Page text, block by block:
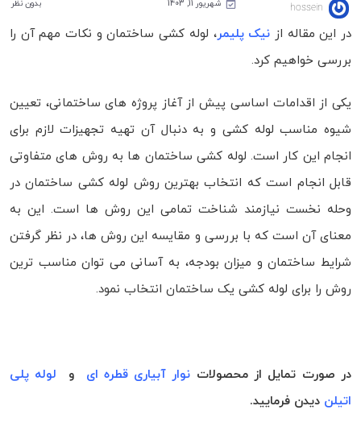
hossein شهریور 11, 1403 بدون نظر
در این مقاله از نیک پلیمر، لوله کشی ساختمان و نکات مهم آن را
بررسی خواهیم کرد.
یکی از اقدامات اساسی پیش از آغاز پروژه های ساختمانی، تعیین
شیوه مناسب لوله کشی و به دنبال آن تهیه تجهیزات لازم برای
انجام این کار است. لوله کشی ساختمان ها به روش های متفاوتی
قابل انجام است که انتخاب بهترین روش لوله کشی ساختمان در
وحله نخست نیازمند شناخت تمامی این روش ها است. این به
معنای آن است که با بررسی و مقایسه این روش ها، در نظر گرفتن
شرایط ساختمان و میزان بودجه، به آسانی می توان مناسب ترین
روش را برای لوله کشی یک ساختمان انتخاب نمود.
در صورت تمایل از محصولات نوار آبیاری قطره ای و لوله پلی
اتیلن دیدن فرمایید.